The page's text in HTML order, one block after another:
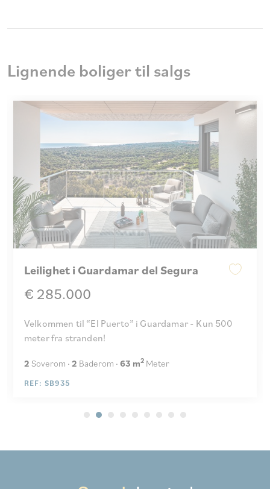
Lignende boliger til salgs
Leilighet i Guardamar del Segura
€ 285.000
Velkommen til “El Puerto” i Guardamar - Kun 500
meter fra stranden!
2 Soverom 2 Baderom 63 m2 Meter
REF: SB935